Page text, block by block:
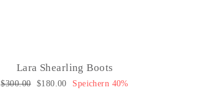
Lara Shearling Boots
Normaler
$300.00 Sonderpreis
$180.00 Speichern 40%